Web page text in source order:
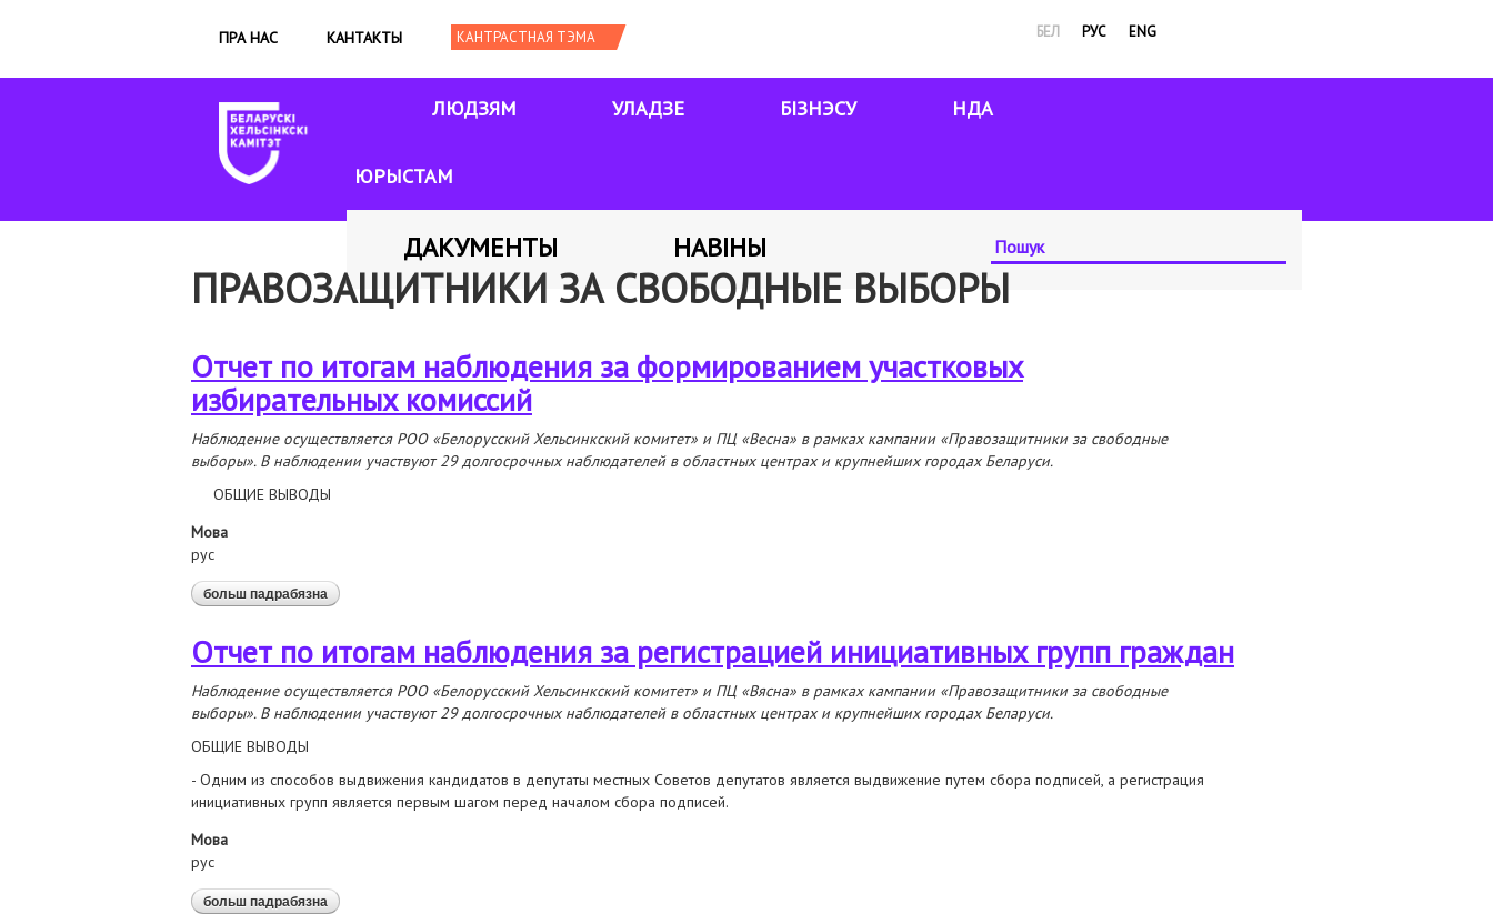
ПРА НАС КАНТАКТЫ БЕЛ РУС ENG
ЛЮДЗЯМ УЛАДЗЕ БІЗНЭСУ НДА
ЮРЫСТАМ
ДАКУМЕНТЫ НАВІНЫ
ПРАВОЗАЩИТНИКИ ЗА СВОБОДНЫЕ ВЫБОРЫ
Отчет по итогам наблюдения за формированием участковых
избирательных комиссий
Наблюдение осуществляется РОО «Белорусский Хельсинкский комитет» и ПЦ «Весна» в рамках кампании «Правозащитники за свободные
выборы». В наблюдении участвуют 29 долгосрочных наблюдателей в областных центрах и крупнейших городах Беларуси.
ОБЩИЕ ВЫВОДЫ
Мова
рус
больш падрабязна аб отчет по итогам наблюдения за формированием участковых избирательных комиссий
Отчет по итогам наблюдения за регистрацией инициативных групп граждан
Наблюдение осуществляется РОО «Белорусский Хельсинкский комитет» и ПЦ «Вясна» в рамках кампании «Правозащитники за свободные
выборы». В наблюдении участвуют 29 долгосрочных наблюдателей в областных центрах и крупнейших городах Беларуси.
ОБЩИЕ ВЫВОДЫ
- Одним из способов выдвижения кандидатов в депутаты местных Советов депутатов является выдвижение путем сбора подписей, а регистрация
инициативных групп является первым шагом перед началом сбора подписей.
Мова
рус
больш падрабязна аб отчет по итогам наблюдения за регистрацией инициативных групп граждан